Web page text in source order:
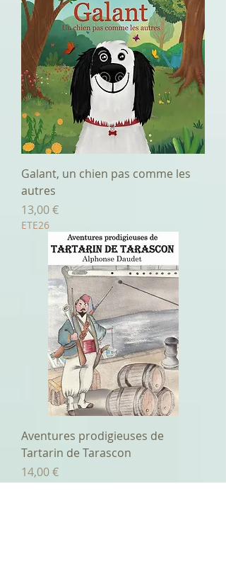
Galant, un chien pas comme les
autres
Prix
13,00 €
ETE26
Aventures prodigieuses de
Tartarin de Tarascon
Prix
14,00 €
ETE26